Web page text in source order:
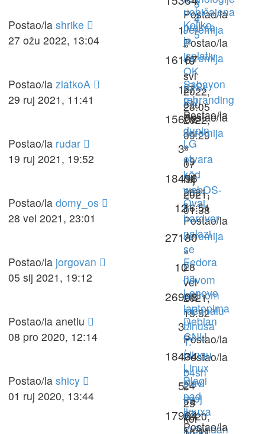
3
4
5
2
Postao/la
Jeremija
»
19
svi
2022,
23:05
uobičajena
praksa
Postao/la
Jeremija
»
27
ožu
2022,
09:29
Postao/la shrike
27 ožu 2022, 13:04
Koliko
je
isplativ
OK
(OS)
EU
Postao/la
Jeremija
»
07
ruj
2021,
01:38
1
16167
Postao/la zlatkoA
29 ruj 2021, 11:41
Sabayon
rebranding
Postao/la
dupin
»
19
ruj
2021,
16:51
1
15608
Postao/la rudar
19 ruj 2021, 19:52
LG
otvara
kõd
webOS-
a
Postao/la
Jeremija
»
28
vel
2021,
15:52
3
18496
Postao/la domy_os
28 vel 2021, 23:01
Ovaj
hardver
nalazi
se
u
novom
radnom
računalu
Linusa
T.
Postao/la
b4sh
»
25
kol
12
27180
Postao/la jorgovan
05 sij 2021, 19:12
Fedora
na
Lenovo
laptopima
:)
Postao/la
niingu
»
24
tra
2020,
10
26908
Postao/la anetlu
08 pro 2020, 12:14
Debian
GNU
/
Linux
slavi
svoj
27.
rođendan
3
18434
Postao/la shicy
01 ruj 2020, 13:44
Blagi
pad
linuxa
Postao/la
5
17964